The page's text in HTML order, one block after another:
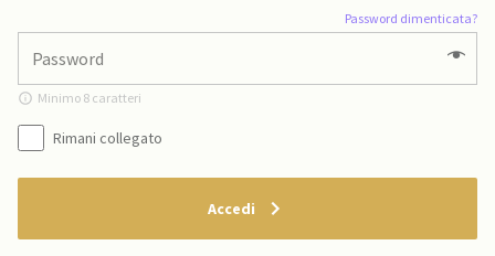
Password dimenticata?
Minimo 8 caratteri
Rimani collegato
Accedi